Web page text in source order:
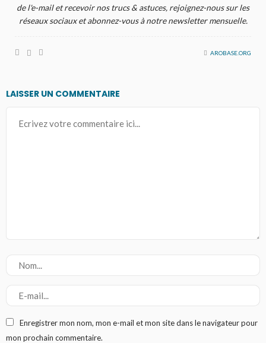
de l'e-mail et recevoir nos trucs & astuces, rejoignez-nous sur les
réseaux sociaux et abonnez-vous à notre newsletter mensuelle.
AROBASE.ORG
LAISSER UN COMMENTAIRE
Enregistrer mon nom, mon e-mail et mon site dans le navigateur pour
mon prochain commentaire.